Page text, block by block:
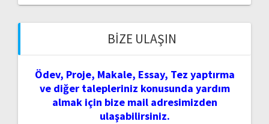
BIZE ULAŞIN
Ödev, Proje, Makale, Essay, Tez yaptırma
ve diğer talepleriniz konusunda yardım
almak için bize mail adresimizden
ulaşabilirsiniz.